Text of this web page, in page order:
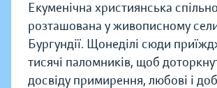
Екуменічна християнська
розташована у живописному
Бургундії. Щонеділі сюди
тисячі паломників, щоб
досвіду примирення, любові і